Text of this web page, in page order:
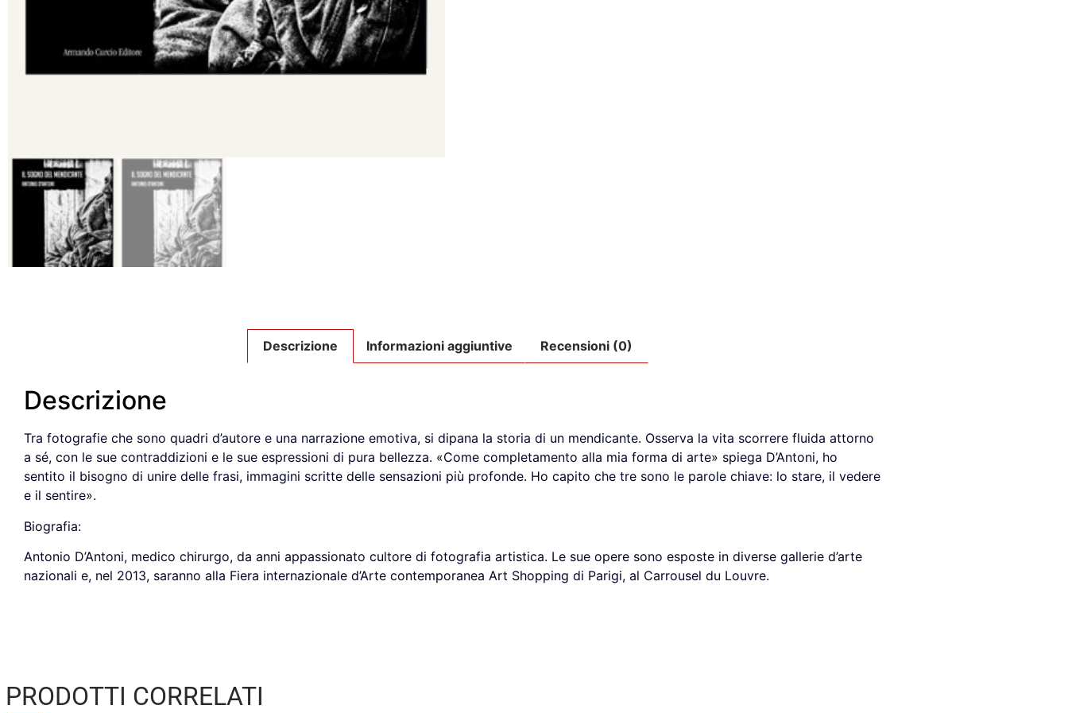
Descrizione Informazioni aggiuntive Recensioni (0)
Descrizione
Tra fotografie che sono quadri d’autore e una narrazione emotiva, si dipana la storia di un mendicante. Osserva la vita scorrere fluida attorno
a sé, con le sue contraddizioni e le sue espressioni di pura bellezza. «Come completamento alla mia forma di arte» spiega D’Antoni, ho
sentito il bisogno di unire delle frasi, immagini scritte delle sensazioni più profonde. Ho capito che tre sono le parole chiave: lo stare, il vedere
e il sentire».
Biografia:
Antonio D’Antoni, medico chirurgo, da anni appassionato cultore di fotografia artistica. Le sue opere sono esposte in diverse gallerie d’arte
nazionali e, nel 2013, saranno alla Fiera internazionale d’Arte contemporanea Art Shopping di Parigi, al Carrousel du Louvre.
PRODOTTI CORRELATI